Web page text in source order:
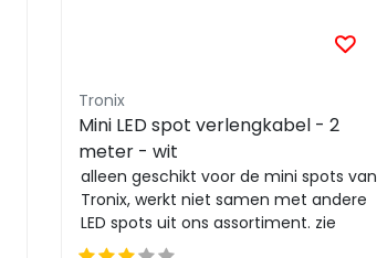
Tronix
Mini LED spot verlengkabel - 2
meter - wit
alleen geschikt voor de mini spots van
Tronix, werkt niet samen met andere
LED spots uit ons assortiment. zie
bijbehore...